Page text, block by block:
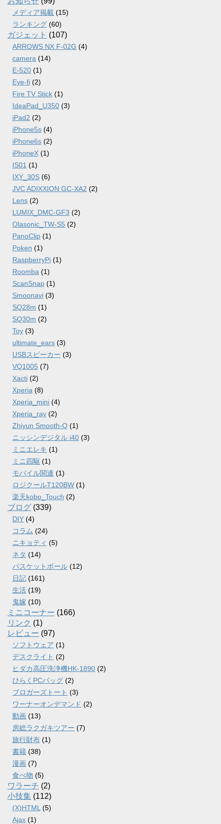
メディア掲載 (15)
ランキング (60)
ガジェット (107)
ARROWS NX F-02G (4)
camera (14)
E-520 (1)
Eye-fi (2)
Fire TV Stick (1)
IdeaPad_U350 (3)
iPad2 (2)
iPhone5s (4)
iPhone6s (2)
iPhoneX (1)
IS01 (1)
IXY_30S (6)
JVC ADIXXION GC-XA2 (2)
Lens (2)
LUMIX_DMC-GF3 (2)
Olasonic_TW-S5 (2)
PanoClip (1)
Poken (1)
RaspberryPi (1)
Roomba (1)
ScanSnap (1)
Smoonavi (3)
SQ28m (1)
SQ30m (2)
Toy (3)
ultimate_ears (3)
USBスピーカー (3)
VQ1005 (7)
Xacti (2)
Xperia (8)
Xperia_mini (4)
Xperia_ray (2)
Zhiyun Smooth-Q (1)
ニッシンデジタル i40 (3)
ミニエレキ (1)
ミニ四駆 (1)
モバイル関連 (1)
ロジクールT120BW (1)
楽天kobo_Touch (2)
ブログ (339)
DIY (4)
コラム (24)
ニキョティ (5)
ネタ (14)
バスケットボール (12)
日記 (161)
生活 (19)
鬼嫁 (10)
ミニコーナー (166)
リンク (1)
レビュー (97)
ソフトウェア (1)
デスクライト (2)
ヒダカ高圧洗浄機HK-1890 (2)
ひらくPCバッグ (2)
ブロガーズトート (3)
ワーナーオンデマンド (2)
動画 (13)
房総ラクガキツアー (7)
旅行財布 (1)
書籍 (38)
漫画 (7)
食べ物 (5)
ワラーチ (2)
小技集 (112)
(X)HTML (5)
Ajax (1)